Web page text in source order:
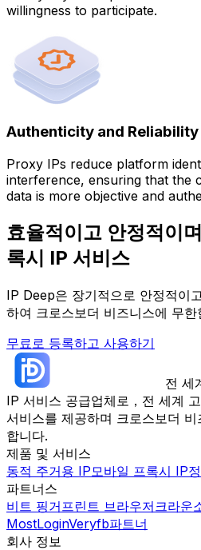
willingness to participate.
Authenticity and
Proxy IPs reduce platform
interference, ensuring that the
data is more objective and
효율적이고 안정적이
록시 IP 서비스
IP Deep은 장기적으로 안정적이
하여 크로스보더 비즈니스에 무
무료로 등록하고 사용하기
전 세
IP 서비스 공급업체로，전 세계
서비스를 제공하며 크로스보더
합니다.
제품 및 서비스
동적 주거용 IP모바일 프록시 IP
파트너스
비트 핑거프린트 브라우저크라운
MostLoginVeryfb파트너
회사 정보